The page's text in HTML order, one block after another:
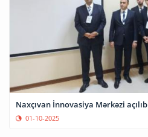
Naxçıvan İnnovasiya Mərkəzi açılıb
01-10-2025